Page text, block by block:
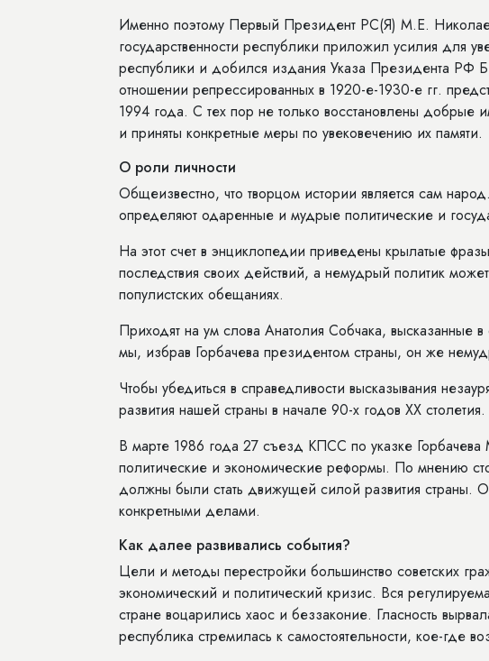
Именно поэтому Первый Президент РС(Я) М.Е.
государственности республики приложил усилия для
республики и добился издания Указа Президента РФ
отношении репрессированных в 1920-е-1930-е гг.
1994 года. С тех пор не только восстановлены добрые
и приняты конкретные меры по увековечению их памяти.
О роли личности
Общеизвестно, что творцом истории является сам
определяют одаренные и мудрые политические и
На этот счет в энциклопедии приведены крылатые
последствия своих действий, а немудрый политик
популистских обещаниях.
Приходят на ум слова Анатолия Собчака,
мы, избрав Горбачева президентом страны, он же
Чтобы убедиться в справедливости высказывания
развития нашей страны в начале 90-х годов ХХ столетия.
В марте 1986 года 27 съезд КПСС по указке
политические и экономические реформы. По мнению
должны были стать движущей силой развития страны.
конкретными делами.
Как далее развивались события?
Цели и методы перестройки большинство советских
экономический и политический кризис. Вся
стране воцарились хаос и беззаконие. Гласность
республика стремилась к самостоятельности, кое-где